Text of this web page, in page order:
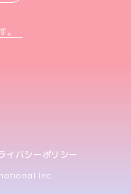
。
イバシーポリシー
Inc.